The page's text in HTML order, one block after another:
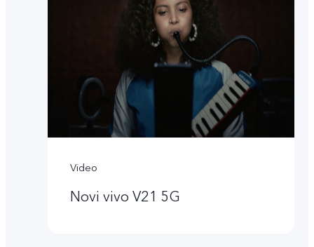
Video
Novi vivo V21 5G